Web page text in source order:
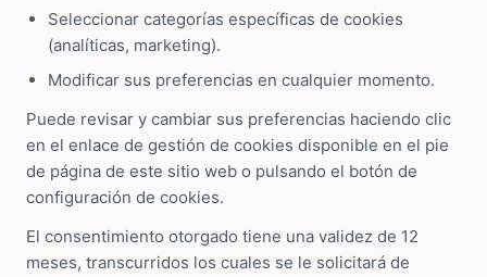
Seleccionar categorías específicas de cookies
(analíticas, marketing).
Modificar sus preferencias en cualquier momento.
Puede revisar y cambiar sus preferencias haciendo clic
en el enlace de gestión de cookies disponible en el pie
de página de este sitio web o pulsando el botón de
configuración de cookies.
El consentimiento otorgado tiene una validez de 12
meses, transcurridos los cuales se le solicitará de